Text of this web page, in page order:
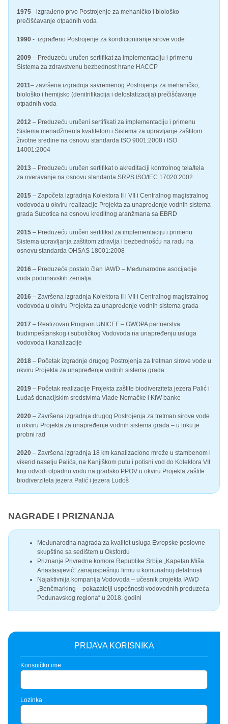
1975– izgrađeno prvo Postrojenje za mehaničko i biološko
prečišćavanje otpadnih voda
1990 - izgrađeno Postrojenje za kondicioniranje sirove vode
2009 – Preduzeću uručen sertifikat za implementaciju i primenu
Sistema za zdravstvenu bezbednost hrane HACCP
2011– završena izgradnja savremenog Postrojenja za mehaničko,
biološko i hemijsko (denitrifikacija i defosfatizacija) prečišćavanje
otpadnih voda
2012 – Preduzeću uručeni sertifikati za implementaciju i primenu
Sistema menadžmenta kvalitetom i Sistema za upravljanje zaštitom
životne sredine na osnovu standarda ISO 9001:2008 i ISO
14001:2004
2013 – Preduzeću uručen sertifikat o akreditaciji kontrolnog tela/tela
za overavanje na osnovu standarda SRPS ISO/IEC 17020:2002
2015 – Započeta izgradnja Kolektora II i VII i Centralnog magistralnog
vodovoda u okviru realizacije Projekta za unapređenje vodnih sistema
grada Subotica na osnovu kreditnog aranžmana sa EBRD
2015 – Preduzeću uručen sertifikat za implementaciju i primenu
Sistema upravljanja zaštitom zdravlja i bezbednošću na radu na
osnovu standarda OHSAS 18001:2008
2016 – Preduzeće postalo član IAWD – Međunarodne asocijacije
voda podunavskih zemalja
2016 – Završena izgradnja Kolektora II i VII i Centralnog magistralnog
vodovoda u okviru Projekta za unapređenje vodnih sistema grada
2017 – Realizovan Program UNICEF – GWOPA partnerstva
budimpeštanskog i subotičkog Vodovoda na unapređenju usluga
vodovoda i kanalizacije
2018 – Početak izgradnje drugog Postrojenja za tretman sirove vode u
okviru Projekta za unapređenje vodnih sistema grada
2019 – Početak realizacije Projekta zaštite biodiverziteta jezera Palić i
Ludaš donacijskim sredstvima Vlade Nemačke i KfW banke
2020 – Završena izgradnja drugog Postrojenja za tretman sirove vode
u okviru Projekta za unapređenje vodnih sistema grada – u toku je
probni rad
2020 – Završena izgradnja 18 km kanalizacione mreže u stambenom i
vikend naselju Palića, na Kanjiškom putu i potisni vod do Kolektora VII
koji odvodi otpadnu vodu na gradsko PPOV u okviru Projekta zaštite
biodiverziteta jezera Palić i jezera Ludoš
NAGRADE I PRIZNANJA
Međunarodna nagrada za kvalitet usluga Evropske poslovne
skupštine sa sedištem u Oksfordu
Priznanje Privredne komore Republike Srbije „Kapetan Miša
Anastasijević“ zanajuspešniju firmu u komunalnoj delatnosti
Najaktivnija kompanija Vodovoda – učesnik projekta IAWD
„Benčmarking – pokazatelji uspešnosti vodovodnih preduzeća
Podunavskog regiona“ u 2018. godini
PRIJAVA KORISNIKA
Korisničko ime
Lozinka